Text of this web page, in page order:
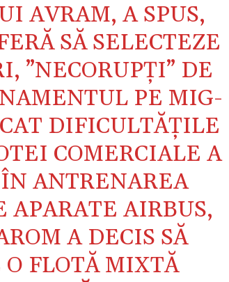
AVRAM, A SPUS,
SĂ SELECTEZE
”NECORUPȚI” DE
PE MIG-
DIFICULTĂȚILE
COMERCIALE A
ANTRENAREA
APARATE AIRBUS,
A DECIS SĂ
O FLOTĂ MIXTĂ